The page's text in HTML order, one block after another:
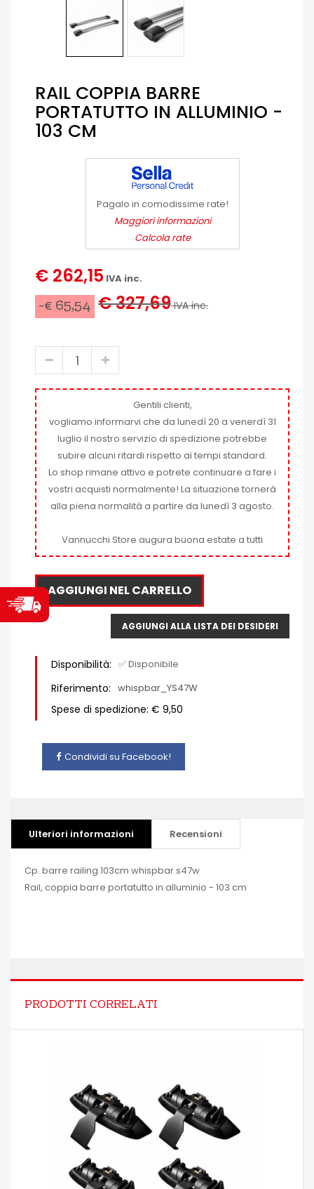
RAIL COPPIA BARRE
PORTATUTTO IN ALLUMINIO -
103 CM
Pagalo in comodissime rate!
Maggiori informazioni
Calcola rate
€ 262,15 IVA inc.
-€ 65,54 € 327,69IVA inc.
Gentili clienti,
vogliamo informarvi che da lunedì 20 a venerdì 31
luglio il nostro servizio di spedizione potrebbe
subire alcuni ritardi rispetto ai tempi standard.
Lo shop rimane attivo e potrete continuare a fare i
vostri acquisti normalmente! La situazione tornerà
alla piena normalità a partire da lunedì 3 agosto.
Vannucchi Store augura buona estate a tutti
AGGIUNGI NEL CARRELLO
AGGIUNGI ALLA LISTA DEI DESIDERI
Disponibilità: ✅ Disponibile
Riferimento: whispbar_YS47W
Spese di spedizione: € 9,50
Condividi su Facebook!
Ulteriori informazioni Recensioni
Cp. barre railing 103cm whispbar s47w
Rail, coppia barre portatutto in alluminio - 103 cm
PRODOTTI CORRELATI